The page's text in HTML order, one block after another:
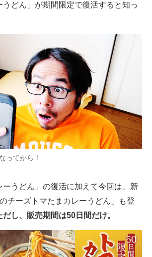
うどん」が期間限定で復活すると知っ
ってから！
うどん」の復活に加えて今回は、新
チーズトマたまカレーうどん」も登
だし、販売期間は50日間だけ。